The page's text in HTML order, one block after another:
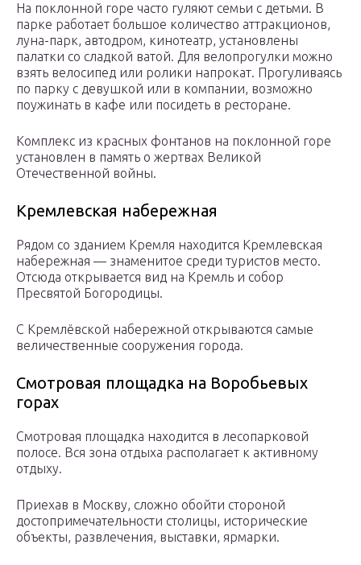
На поклонной горе часто гуляют семьи с детьми. В
парке работает большое количество аттракционов,
луна-парк, автодром, кинотеатр, установлены
палатки со сладкой ватой. Для велопрогулки можно
взять велосипед или ролики напрокат. Прогуливаясь
по парку с девушкой или в компании, возможно
поужинать в кафе или посидеть в ресторане.
Комплекс из красных фонтанов на поклонной горе
установлен в память о жертвах Великой
Отечественной войны.
Кремлевская набережная
Рядом со зданием Кремля находится Кремлевская
набережная — знаменитое среди туристов место.
Отсюда открывается вид на Кремль и собор
Пресвятой Богородицы.
С Кремлёвской набережной открываются самые
величественные сооружения города.
Смотровая площадка на Воробьевых
горах
Смотровая площадка находится в лесопарковой
полосе. Вся зона отдыха располагает к активному
отдыху.
Приехав в Москву, сложно обойти стороной
достопримечательности столицы, исторические
объекты, развлечения, выставки, ярмарки.